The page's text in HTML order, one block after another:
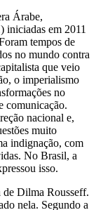
Árabe,
iniciadas em 2011
tempos de
no mundo contra
que veio
o imperialismo
no
comunicação.
nacional e,
muito
indignação, com
No Brasil, a
isso.
de Dilma Rousseff.
nela. Segundo a